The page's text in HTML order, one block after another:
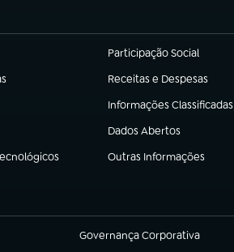
Participação Social
(abre em nova aba)
Receitas e Despesas
(abre em nova aba)
Informações Classificadas
(abre em nova aba)
Dados Abertos
(abre em nova aba)
Outras Informações
(abre em nova aba)
Governança Corporativa
(abre em nova aba)